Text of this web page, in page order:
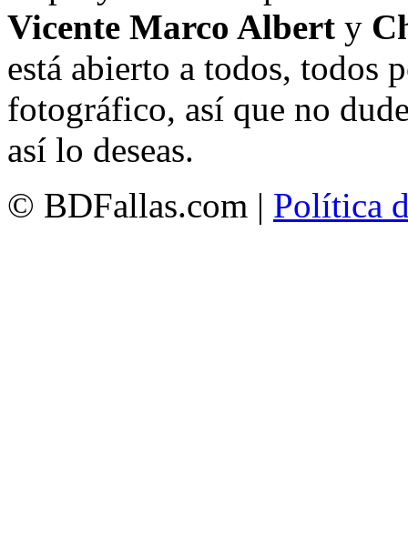
Vicente Marco Albert y
está abierto a todos, todos
fotográfico, así que no
así lo deseas.
© BDFallas.com | Política